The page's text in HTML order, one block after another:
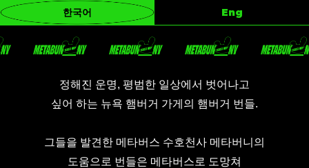
한국어 Eng
정해진 운명, 평범한 일상에서 벗어나고
싶어 하는 뉴욕 햄버거 가게의 햄버거 번들.
그들을 발견한 메타버스 수호천사 메타버니의
도움으로 번들은 메타버스로 도망쳐